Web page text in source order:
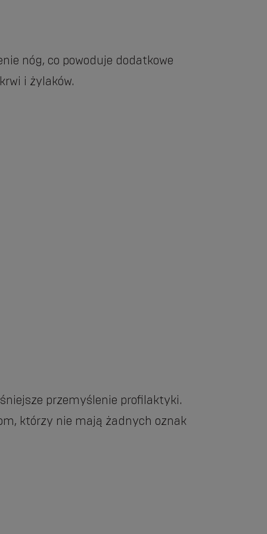
nóg, co powoduje dodatkowe
i żylaków.
przemyślenie profilaktyki.
którzy nie mają żadnych oznak